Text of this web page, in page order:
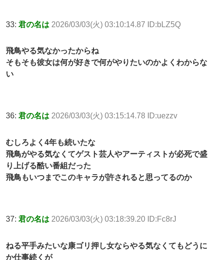
33: 君の名は 2026/03/03(火) 03:10:14.87 ID:bLZ5Q
飛鳥やる気なかったからね
そもそも彼女は何が好きで何がやりたいのかよくわからな
い
36: 君の名は 2026/03/03(火) 03:15:14.78 ID:uezzv
むしろよく4年も続いたな
飛鳥がやる気なくてゲスト芸人やアーティストが必死で盛
り上げる酷い番組だった
飛鳥もいつまでこのキャラが許されると思ってるのか
37: 君の名は 2026/03/03(火) 03:18:39.20 ID:Fc8rJ
ねる平手みたいな康ゴリ押し女ならやる気なくてもどうに
か仕事続くが